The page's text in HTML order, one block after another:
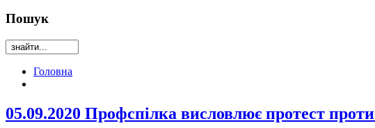
Пошук
Головна
05.09.2020 Профспілка висловлює протест проти